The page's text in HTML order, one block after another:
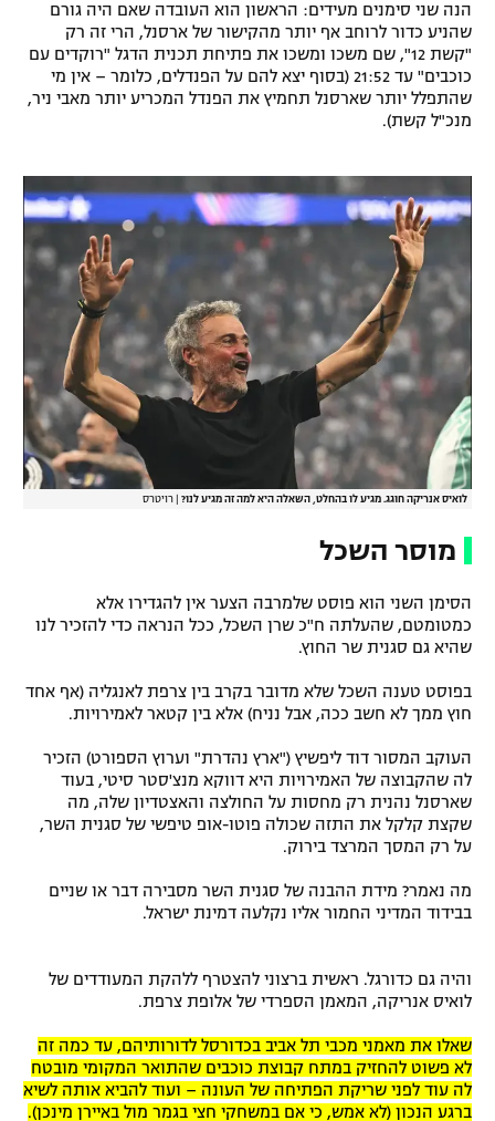
הנה שני סימנים מעידים: הראשון הוא העובדה שאם היה גורם
שהניע כדור לרוחב אף יותר מהקישור של ארסנל, הרי זה רק
"קשת 12", שם משכו ומשכו את פתיחת תכנית הדגל "רוקדים עם
כוכבים" עד 21:52 (בסוף יצא להם על הפנדלים, כלומר – אין מי
שהתפלל יותר שארסנל תחמיץ את הפנדל המכריע יותר מאבי ניר,
מנכ"ל קשת).
לואיס אנריקה חוגג. מגיע לו בהחלט, השאלה היא למה זה מגיע לנו? רויטרס
מוסר השכל
הסימן השני הוא פוסט שלמרבה הצער אין להגדירו אלא
כמטומטם, שהעלתה ח"כ שרן השכל, ככל הנראה כדי להזכיר לנו
שהיא גם סגנית שר החוץ.
בפוסט טענה השכל שלא מדובר בקרב בין צרפת לאנגליה (אף אחד
חוץ ממך לא חשב ככה, אבל נניח) אלא בין קטאר לאמירויות.
העוקב המסור דוד ליפשיץ ("ארץ נהדרת" וערוץ הספורט) הזכיר
לה שהקבוצה של האמירויות היא דווקא מנצ'סטר סיטי, בעוד
שארסנל נהנית רק מחסות על החולצה והאצטדיון שלה, מה
שקצת קלקל את התזה שכולה פוטו-אופ טיפשי של סגנית השר,
על רק המסך המרצד בירוק.
מה נאמר? מידת ההבנה של סגנית השר מסבירה דבר או שניים
בבידוד המדיני החמור אליו נקלעה דמינת ישראל.
והיה גם כדורגל. ראשית ברצוני להצטרף ללהקת המעודדים של
לואיס אנריקה, המאמן הספרדי של אלופת צרפת.
שאלו את מאמני מכבי תל אביב בכדורסל לדורותיהם, עד כמה זה
לא פשוט להחזיק במתח קבוצת כוכבים שהתואר המקומי מובטח
לה עוד לפני שריקת הפתיחה של העונה – ועוד להביא אותה לשיא
ברגע הנכון (לא אמש, כי אם במשחקי חצי בגמר מול באיירן מינכן).